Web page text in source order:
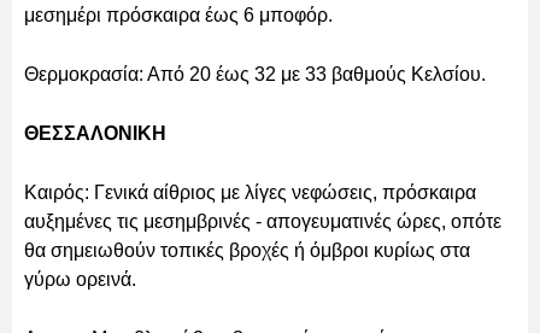
μεσημέρι πρόσκαιρα έως 6 μποφόρ.
Θερμοκρασία: Από 20 έως 32 με 33 βαθμούς Κελσίου.
ΘΕΣΣΑΛΟΝΙΚΗ
Καιρός: Γενικά αίθριος με λίγες νεφώσεις, πρόσκαιρα
αυξημένες τις μεσημβρινές - απογευματινές ώρες, οπότε
θα σημειωθούν τοπικές βροχές ή όμβροι κυρίως στα
γύρω ορεινά.